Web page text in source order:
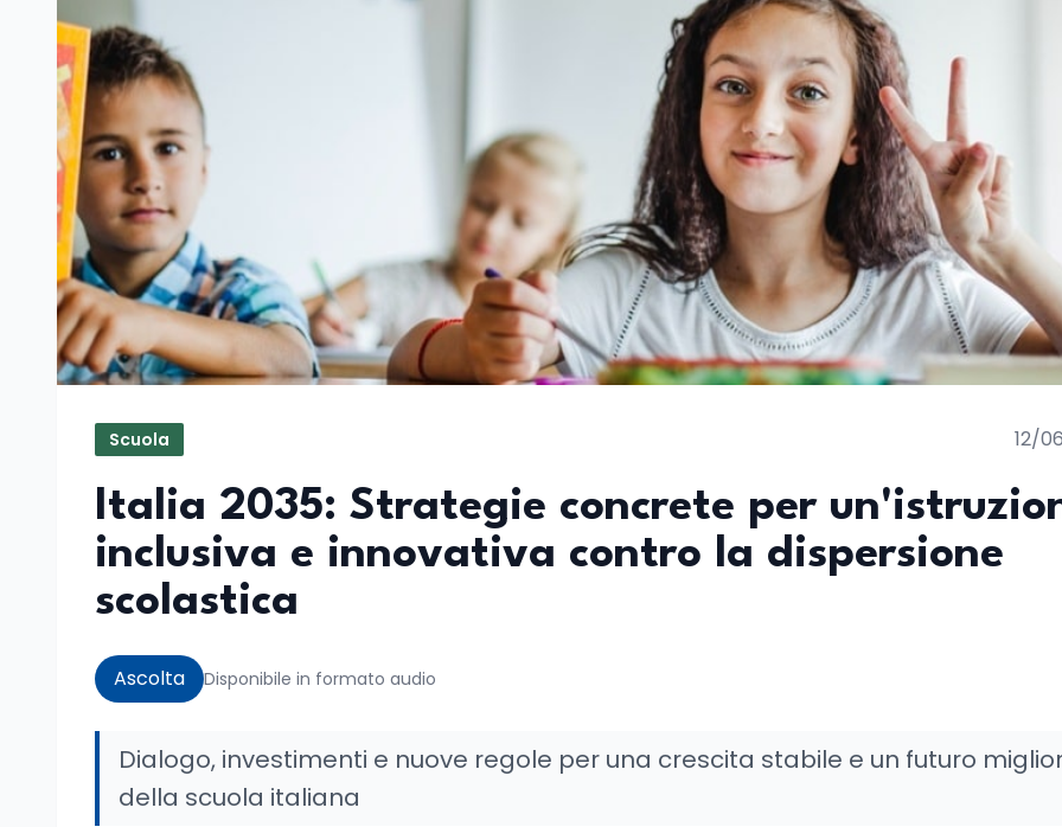
Scuola 12/
Italia 2035: Strategie concrete per
inclusiva e innovativa contro la dispersione
scolastica
Ascolta Disponibile in formato audio
Dialogo, investimenti e nuove regole per una crescita stabile e un futuro
della scuola italiana